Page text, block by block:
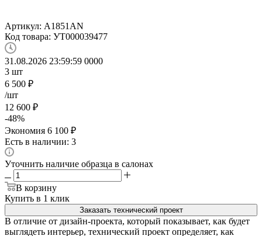
Артикул: A1851AN
Код товара: УТ000039477
31.08.2026 23:59:59 0000
3 шт
6 500 ₽
/шт
12 600 ₽
-48%
Экономия 6 100 ₽
Есть в наличии: 3
Уточнить наличие образца в салонах
В корзину
Купить в 1 клик
Заказать технический проект
В отличие от дизайн-проекта, который показывает, как будет
выглядеть интерьер, технический проект определяет, как